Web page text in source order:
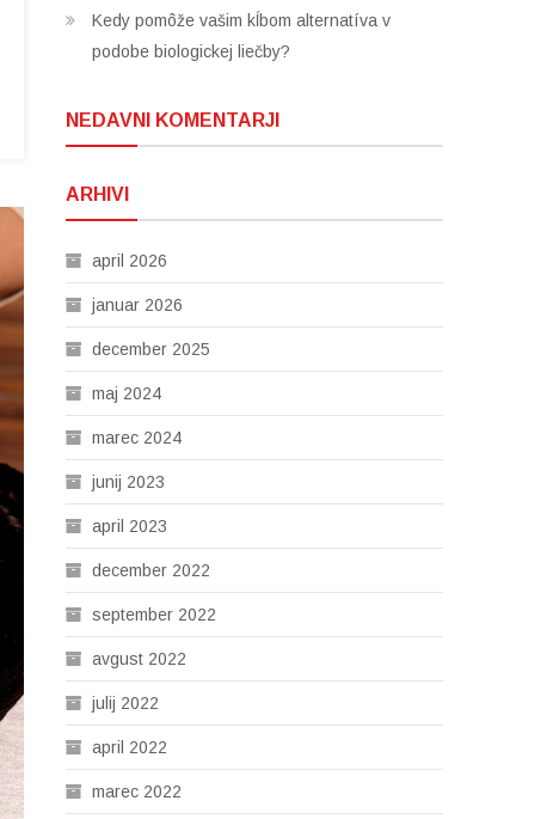
Kedy pomôže vašim kĺbom alternatíva v
podobe biologickej liečby?
NEDAVNI KOMENTARJI
ARHIVI
april 2026
januar 2026
december 2025
maj 2024
marec 2024
junij 2023
april 2023
december 2022
september 2022
avgust 2022
julij 2022
april 2022
marec 2022